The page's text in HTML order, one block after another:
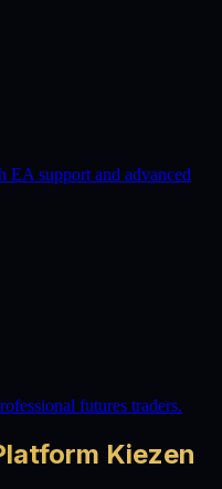
support and advanced
futures traders.
Kiezen